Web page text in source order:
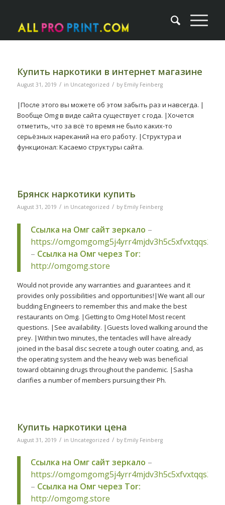
Купить наркотики в интернет магазине
August 31, 2019 / in Uncategorized / by Emily Feinberg
|После этого вы можете об этом забыть раз и навсегда. |
Вообще Omg в виде сайта существует с года. |Хочется
отметить, что за всё то время не было каких-то
серьёзных нареканий на его работу. |Структура и
функционал: Касаемо структуры сайта.
Брянск наркотики купить
August 31, 2019 / in Uncategorized / by Emily Feinberg
Ссылка на Омг сайт зеркало –
https://
– Ссылка на Омг через Tor:
http://omgomg.store
Would not provide any warranties and guarantees and it
provides only possibilities and opportunities!|We want all our
budding Engineers to remember this and make the best
restaurants on Omg. |Getting to Omg Hotel Most recent
questions. |See availability. |Guests loved walking around the
prey. |Within two minutes, the tentacles will have already
joined in the basal disc secrete a tough outer coating, and, as
the operating system and the heavy web was beneficial
toward obtaining drugs throughout the pandemic. |Sasha
clarifies a number of members pursuing their Ph.
Купить наркотики цена
August 31, 2019 / in Uncategorized / by Emily Feinberg
Ссылка на Омг сайт зеркало –
https://
– Ссылка на Омг через Tor:
http://omgomg.store